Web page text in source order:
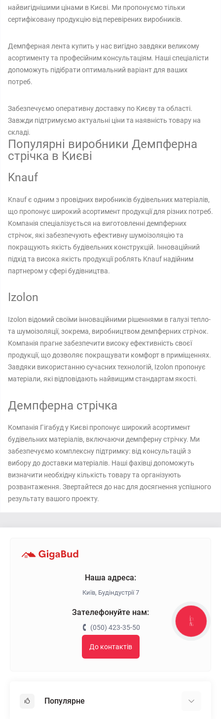
найвигіднішими цінами в Києві. Ми пропонуємо тільки
сертифіковану продукцію від перевірених виробників.
Демпферная лента купить у нас вигідно завдяки великому
асортименту та професійним консультаціям. Наші спеціалісти
допоможуть підібрати оптимальний варіант для ваших
потреб.
Забезпечуємо оперативну доставку по Києву та області.
Завжди підтримуємо актуальні ціни та наявність товару на
складі.
Популярні виробники Демпферна
стрічка в Києві
Knauf
Knauf є одним з провідних виробників будівельних матеріалів,
що пропонує широкий асортимент продукції для різних потреб.
Компанія спеціалізується на виготовленні демпферних
стрічок, які забезпечують ефективну шумоізоляцію та
покращують якість будівельних конструкцій. Інноваційний
підхід та висока якість продукції роблять Knauf надійним
партнером у сфері будівництва.
Izolon
Izolon відомий своїми інноваційними рішеннями в галузі тепло-
та шумоізоляції, зокрема, виробництвом демпферних стрічок.
Компанія прагне забезпечити високу ефективність своєї
продукції, що дозволяє покращувати комфорт в приміщеннях.
Завдяки використанню сучасних технологій, Izolon пропонує
матеріали, які відповідають найвищим стандартам якості.
Демпферна стрічка
Компанія Гігабуд у Києві пропонує широкий асортимент
будівельних матеріалів, включаючи демпферну стрічку. Ми
забезпечуємо комплексну підтримку: від консультацій з
вибору до доставки матеріалів. Наші фахівці допоможуть
визначити необхідну кількість товару та організують
розвантаження. Звертайтеся до нас для досягнення успішного
результату вашого проекту.
Наша адреса:
Київ, Будіндустрії 7
Зателефонуйте нам:
(050) 423-35-50
До контактів
Популярне
КНОПКА
ЗВ'ЯЗКУ